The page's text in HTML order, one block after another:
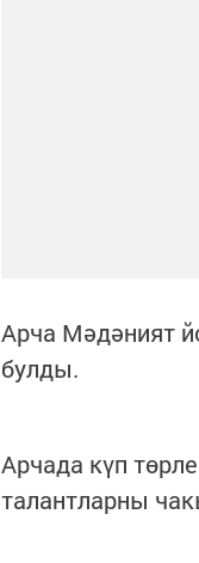
Арча Мәдәният
булды.
Арчада күп
талантларны